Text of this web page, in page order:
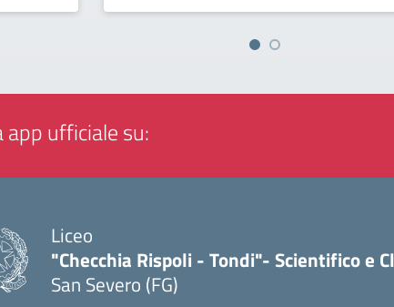
app ufficiale su:
Liceo
"Checchia Rispoli - Tondi"- Scientifico e
San Severo (FG)